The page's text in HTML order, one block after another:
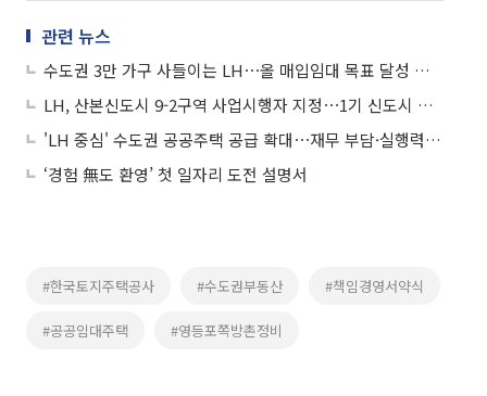
관련 뉴스
수도권 3만 가구 사들이는 LH⋯올 매입임대 목표 달성 기대감
LH, 산본신도시 9-2구역 사업시행자 지정⋯1기 신도시 재정비 ‘첫발’
'LH 중심' 수도권 공공주택 공급 확대⋯재무 부담·실행력은 우려
‘경험 無도 환영’ 첫 일자리 도전 설명서
#한국토지주택공사 #수도권부동산 #책임경영서약식
#공공임대주택 #영등포쪽방촌정비